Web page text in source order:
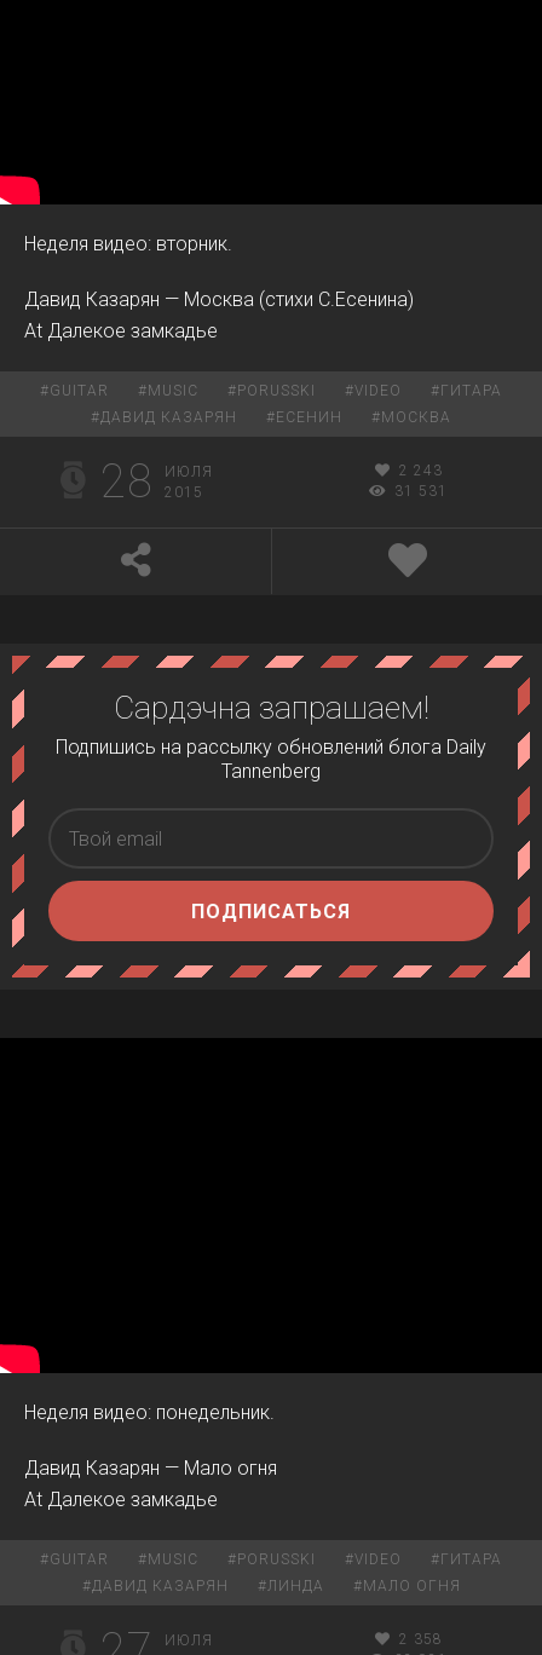
Неделя видео: вторник.
Давид Казарян — Москва (стихи С.Есенина)
At Далекое замкадье
#GUITAR # MUSIC # PORUSSKI #VIDEO # ГИТАРА
#ДАВИД КАЗАРЯН # ЕСЕНИН # МОСКВА
28
ИЮЛЯ
2015
2 243
31 531
Сардэчна запрашаем!
Подпишись на рассылку обновлений блога Daily
Tannenberg
ПОДПИСАТЬСЯ
Неделя видео: понедельник.
Давид Казарян — Мало огня
At Далекое замкадье
#GUITAR # MUSIC # PORUSSKI #VIDEO # ГИТАРА
#ДАВИД КАЗАРЯН #ЛИНДА # МАЛО ОГНЯ
ИЮЛЯ
2 358